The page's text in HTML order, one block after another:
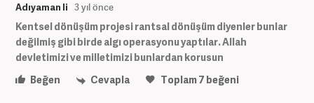
Adıyaman li 3 yıl önce
Kentsel dönüşüm projesi rantsal dönüşüm diyenler bunlar
değilmiş gibi birde algı operasyonu yaptılar. Allah
devletimizi ve milletimizi bunlardan korusun
Beğen
Cevapla Toplam7 beğeni